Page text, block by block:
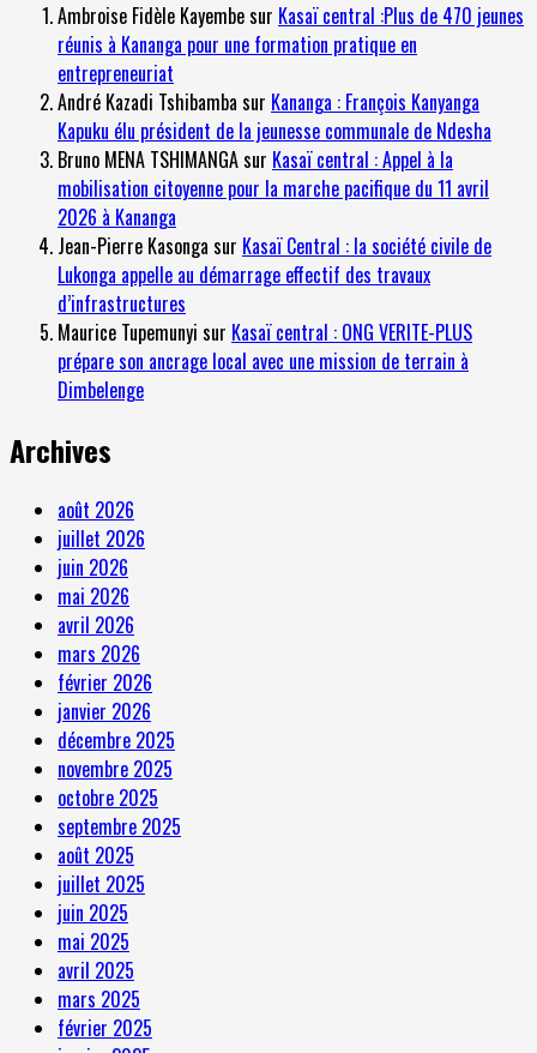
Ambroise Fidèle Kayembesur Kasaï central :Plus de 470 jeunes
réunis à Kananga pour une formation pratique en
entrepreneuriat
André Kazadi Tshibamba sur Kananga : François Kanyanga
Kapuku élu président de la jeunesse communale de Ndesha
Bruno MENA TSHIMANGAsur Kasaï central : Appel à la
mobilisation citoyenne pour la marche pacifique du 11 avril
2026 à Kananga
Jean-Pierre Kasonga sur Kasaï Central : la société civile de
Lukonga appelle au démarrage effectif des travaux
d’infrastructures
Maurice Tupemunyi sur Kasaï central : ONG VERITE-PLUS
prépare son ancrage local avec une mission de terrain à
Dimbelenge
Archives
août 2026
juillet 2026
juin 2026
mai 2026
avril 2026
mars 2026
février 2026
janvier 2026
décembre 2025
novembre 2025
octobre 2025
septembre 2025
août 2025
juillet 2025
juin 2025
mai 2025
avril 2025
mars 2025
février 2025